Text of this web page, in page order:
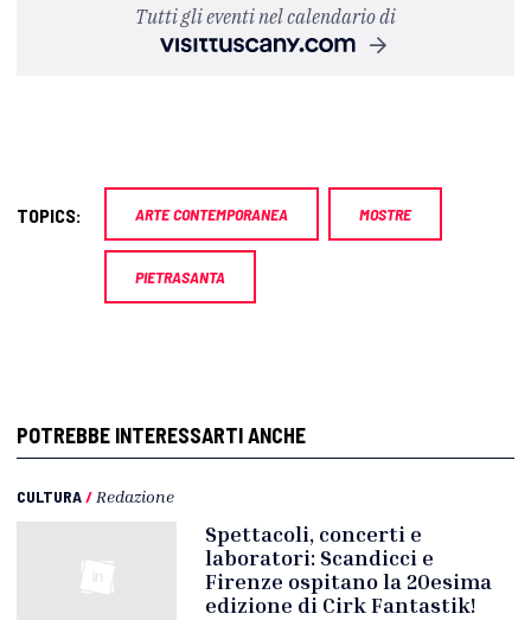
Tutti gli eventi nel calendario di
TOPICS: ARTE CONTEMPORANEA MOSTRE
PIETRASANTA
POTREBBE INTERESSARTI ANCHE
CULTURA/ Redazione
Spettacoli, concerti e
laboratori: Scandicci e
Firenze ospitano la 20esima
edizione di Cirk Fantastik!